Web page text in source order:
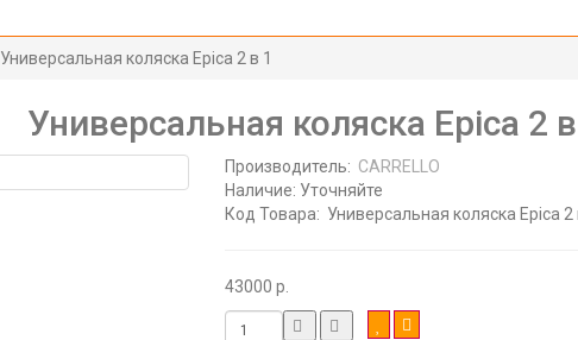
Универсальная коляска Epica 2 в 1
Универсальная коляска Epica 2 в
Производитель: CARRELLO
Наличие: Уточняйте
Код Товара: Универсальная коляска Epica 2
43000 р.